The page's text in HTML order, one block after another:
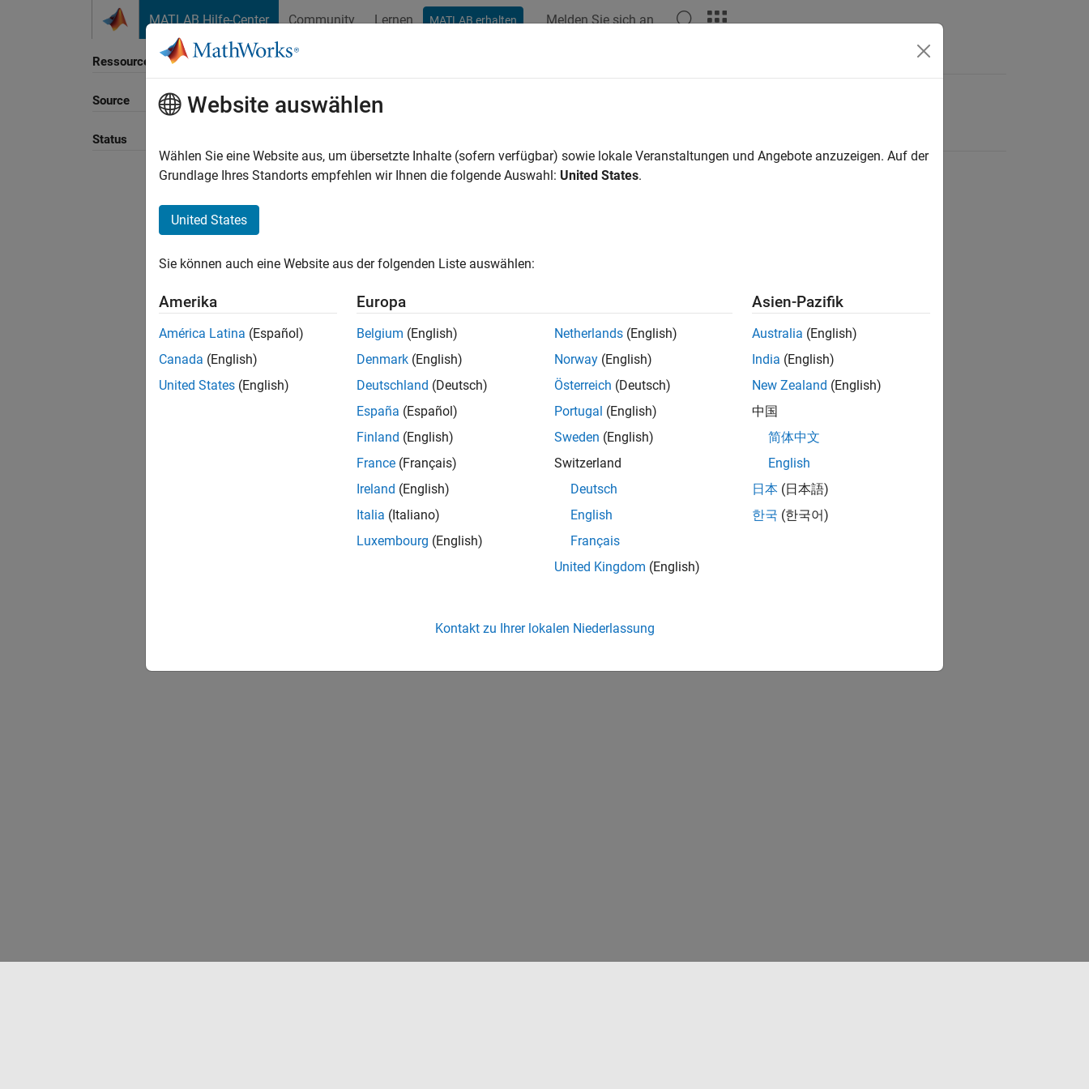
MATLAB Hilfe-Center Community Lernen MATLAB erhalten Melden Sie sich an
Ressource
Source
Status
Sortieren nach
Website auswählen
Wählen Sie eine Website aus, um übersetzte Inhalte (sofern verfügbar) sowie lokale Veranstaltungen und Angebote anzuzeigen. Auf der
Grundlage Ihres Standorts empfehlen wir Ihnen die folgende Auswahl: United States.
United States
Sie können auch eine Website aus der folgenden Liste auswählen:
Amerika
América Latina (Español)
Canada (English)
United States (English)
Europa
Belgium (English)
Denmark (English)
Deutschland (Deutsch)
España (Español)
Finland (English)
France (Français)
Ireland (English)
Italia (Italiano)
Luxembourg (English)
Netherlands (English)
Norway (English)
Österreich (Deutsch)
Portugal (English)
Sweden (English)
Switzerland
Deutsch
English
Français
United Kingdom (English)
Asien-Pazifik
Australia (English)
India (English)
New Zealand (English)
中国
简体中文
English
日本 (日本語)
한국 (한국어)
Kontakt zu Ihrer lokalen Niederlassung